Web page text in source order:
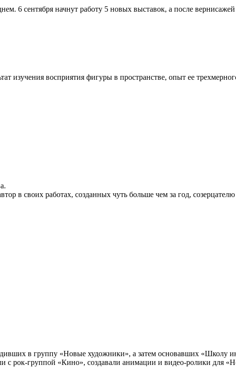
сентября начнут работу 5 новых выставок, а после
восприятия фигуры в пространстве, опыт ее
своих работах, созданных чуть больше чем за год, созерцателю
в группу «Новые художники», а затем основавших
рок-группой «Кино», создавали анимации и видео-ролики для